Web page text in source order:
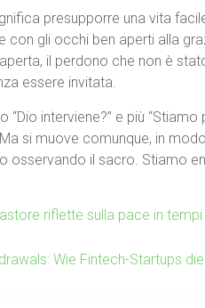
presupporre una vita
con gli occhi ben aperti alla
il perdono che non è
essere invitata.
interviene?” e più “Stiamo
si muove comunque, in
osservando il sacro. Stiamo
riflette sulla pace in
Wie Fintech-Startups